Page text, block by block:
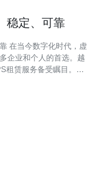
稳定、可靠
虚
企业和个人的首选。越
租赁服务备受瞩目。在